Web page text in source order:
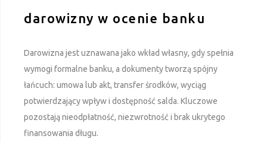
darowizny w ocenie banku
Darowizna jest uznawana jako wkład własny, gdy spełnia
wymogi formalne banku, a dokumenty tworzą spójny
łańcuch: umowa lub akt, transfer środków, wyciąg
potwierdzający wpływ i dostępność salda. Kluczowe
pozostają nieodpłatność, niezwrotność i brak ukrytego
finansowania długu.